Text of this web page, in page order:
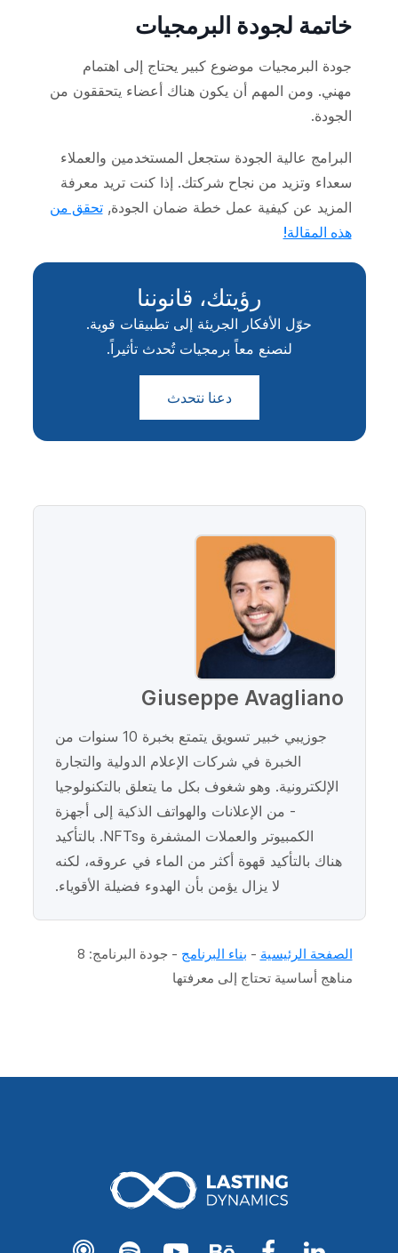
خاتمة لجودة البرمجيات
جودة البرمجيات موضوع كبير يحتاج إلى اهتمام
مهني. ومن المهم أن يكون هناك أعضاء يتحققون من
الجودة.
البرامج عالية الجودة ستجعل المستخدمين والعملاء
سعداء وتزيد من نجاح شركتك. إذا كنت تريد معرفة
المزيد عن كيفية عمل خطة ضمان الجودة,تحقق من
هذه المقالة!
رؤيتك، قانوننا
حوّل الأفكار الجريئة إلى تطبيقات قوية.
لنصنع معاً برمجيات تُحدث تأثيراً.
دعنا نتحدث
Giuseppe Avagliano
جوزيبي خبير تسويق يتمتع بخبرة 10 سنوات من
الخبرة في شركات الإعلام الدولية والتجارة
الإلكترونية. وهو شغوف بكل ما يتعلق بالتكنولوجيا
- من الإعلانات والهواتف الذكية إلى أجهزة
الكمبيوتر والعملات المشفرة وNFTs. بالتأكيد
هناك بالتأكيد قهوة أكثر من الماء في عروقه، لكنه
لا يزال يؤمن بأن الهدوء فضيلة الأقوياء.
الصفحة الرئيسية - بناء البرنامج -
جودة البرنامج: 8
مناهج أساسية تحتاج إلى معرفتها